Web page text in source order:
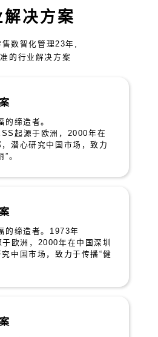
解决方案
数智化管理23年,
的行业解决方案
的缔造者。
起源于欧洲，2000年在
潜心研究中国市场，致力
。
的缔造者。1973年
欧洲，2000年在中国深圳
中国市场，致力于传播“健